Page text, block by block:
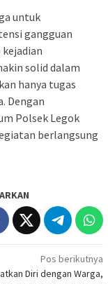
untuk
gangguan
solid dalam
hanya tugas
Dengan
Polsek Legok
berlangsung
Pos berikutnya
Diri dengan Warga,